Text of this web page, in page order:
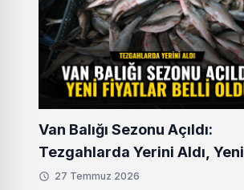
Van Balığı Sezonu Açıldı:
Tezgahlarda Yerini Aldı, Yeni
Fiyatlar Belli Oldu
27 Temmuz 2026